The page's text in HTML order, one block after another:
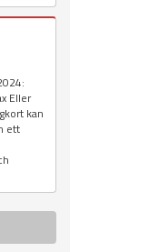
Eller
kan
ett